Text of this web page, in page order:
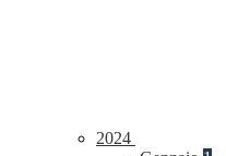
2024